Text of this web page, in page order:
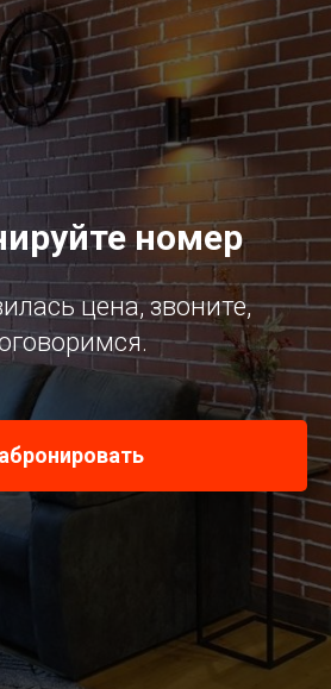
номер
цена, звоните,